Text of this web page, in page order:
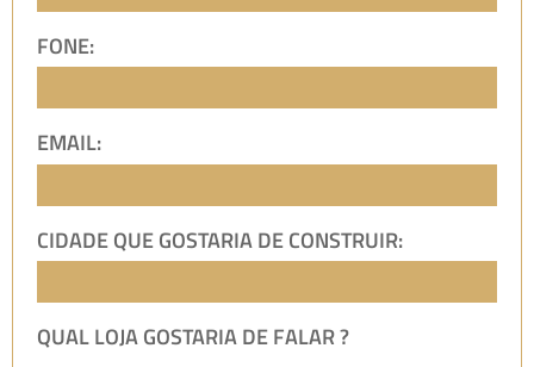
FONE:
EMAIL:
CIDADE QUE GOSTARIA DE CONSTRUIR:
QUAL LOJA GOSTARIA DE FALAR ?